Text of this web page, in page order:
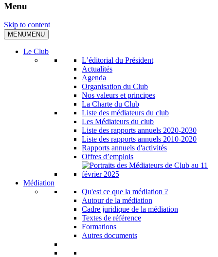
Menu
Skip to content
MENUMENU
Le Club
L’éditorial du Président
Actualités
Agenda
Organisation du Club
Nos valeurs et principes
La Charte du Club
Liste des médiateurs du club
Les Médiateurs du club
Liste des rapports annuels 2020-2030
Liste des rapports annuels 2010-2020
Rapports annuels d'activités
Offres d’emplois
Médiation
Qu'est ce que la médiation ?
Autour de la médiation
Cadre juridique de la médiation
Textes de référence
Formations
Autres documents